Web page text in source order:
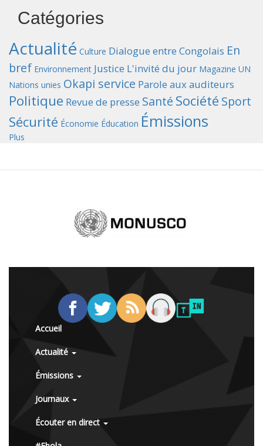
Catégories
Actualité Culture Dialogue entre Congolais En
bref Environnement Justice L'invité du jour Magazine UN
Nations unies Okapi service Parole aux auditeurs
Politique Revue de presse Santé Société Sport
Sécurité Économie Éducation Émissions
Plus
Accueil
Actualité
Émissions
Journaux
Écouter en direct